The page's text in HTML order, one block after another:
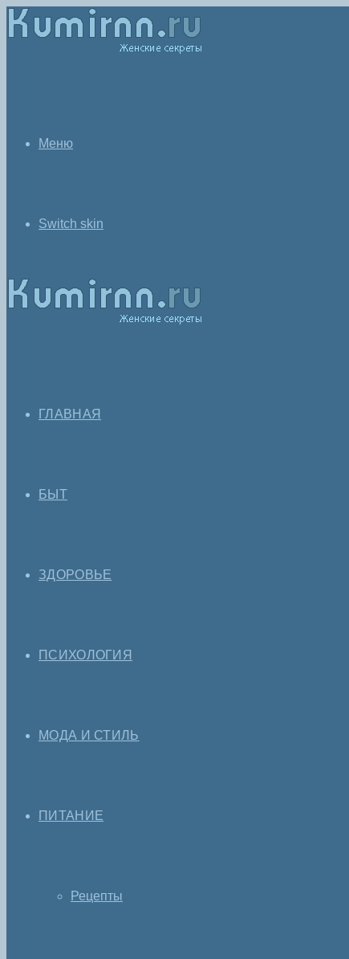
Меню
Switch skin
ГЛАВНАЯ
БЫТ
ЗДОРОВЬЕ
ПСИХОЛОГИЯ
МОДА И СТИЛЬ
ПИТАНИЕ
Рецепты